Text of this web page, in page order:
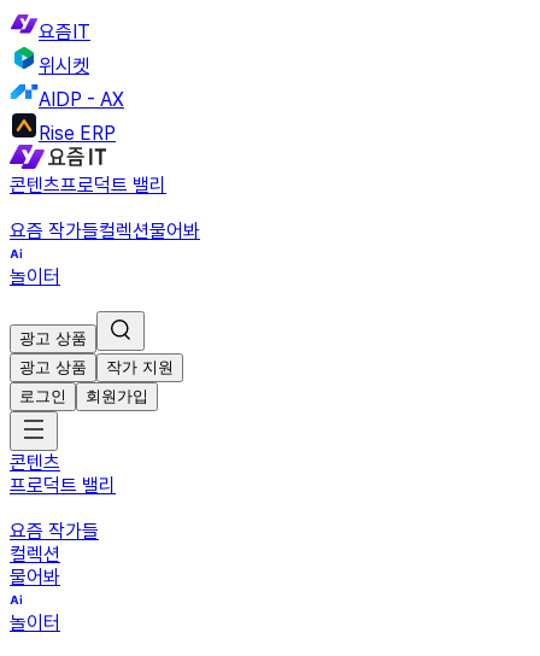
요즘IT
위시켓
AIDP - AX
Rise ERP
콘텐츠프로덕트 밸리
요즘 작가들컬렉션물어봐
놀이터
광고 상품
광고 상품
작가 지원
로그인
회원가입
콘텐츠
프로덕트 밸리
요즘 작가들
컬렉션
물어봐
놀이터